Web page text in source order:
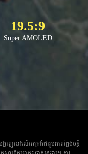
19.5:9
Super AMOLED
នៅលើ​អេក្រង់ជារូបភាពក្លែងបន្លំ